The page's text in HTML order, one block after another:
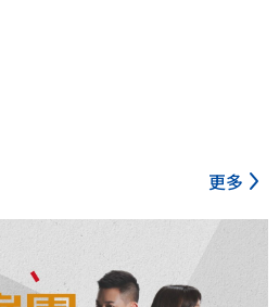
更多